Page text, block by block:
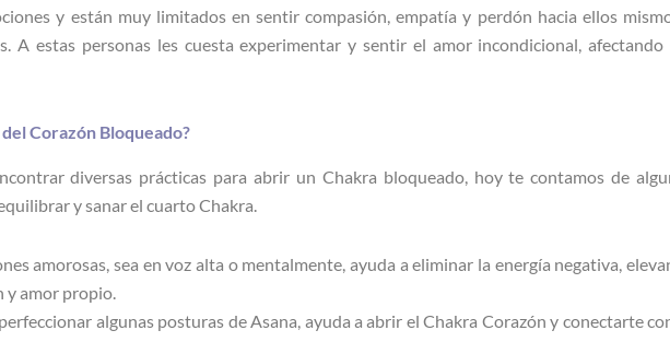
y están muy limitados en sentir compasión, empatía y perdón hacia ellos
A estas personas les cuesta experimentar y sentir el amor incondicional, afectando
Corazón Bloqueado?
diversas prácticas para abrir un Chakra bloqueado, hoy te contamos de
y sanar el cuarto Chakra.
amorosas, sea en voz alta o mentalmente, ayuda a eliminar la energía negativa,
y amor propio.
algunas posturas de Asana, ayuda a abrir el Chakra Corazón y conectarte